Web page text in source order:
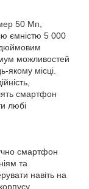
50 Мп,
ємністю 5 000
дюймовим
можливостей
якому місці.
смартфон
любі
смартфон
та
навіть на